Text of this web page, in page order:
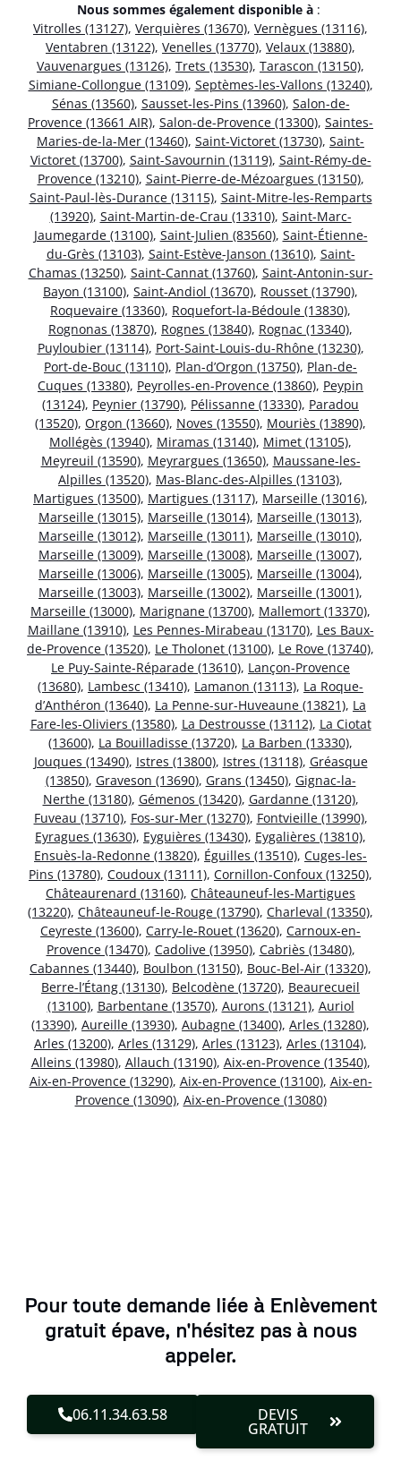
Nous sommes également disponible à :
Vitrolles (13127), Verquières (13670), Vernègues (13116),
Ventabren (13122), Venelles (13770), Velaux (13880),
Vauvenargues (13126), Trets (13530), Tarascon (13150),
Simiane-Collongue (13109), Septèmes-les-Vallons (13240),
Sénas (13560), Sausset-les-Pins (13960), Salon-de-
Provence (13661 AIR), Salon-de-Provence (13300), Saintes-
Maries-de-la-Mer (13460), Saint-Victoret (13730), Saint-
Victoret (13700), Saint-Savournin (13119), Saint-Rémy-de-
Provence (13210), Saint-Pierre-de-Mézoargues (13150),
Saint-Paul-lès-Durance (13115), Saint-Mitre-les-Remparts
(13920), Saint-Martin-de-Crau (13310), Saint-Marc-
Jaumegarde (13100), Saint-Julien (83560), Saint-Étienne-
du-Grès (13103), Saint-Estève-Janson (13610), Saint-
Chamas (13250), Saint-Cannat (13760), Saint-Antonin-sur-
Bayon (13100), Saint-Andiol (13670), Rousset (13790),
Roquevaire (13360), Roquefort-la-Bédoule (13830),
Rognonas (13870), Rognes (13840), Rognac (13340),
Puyloubier (13114), Port-Saint-Louis-du-Rhône (13230),
Port-de-Bouc (13110), Plan-d’Orgon (13750), Plan-de-
Cuques (13380), Peyrolles-en-Provence (13860), Peypin
(13124), Peynier (13790), Pélissanne (13330), Paradou
(13520), Orgon (13660), Noves (13550), Mouriès (13890),
Mollégès (13940), Miramas (13140), Mimet (13105),
Meyreuil (13590), Meyrargues (13650), Maussane-les-
Alpilles (13520), Mas-Blanc-des-Alpilles (13103),
Martigues (13500), Martigues (13117), Marseille (13016),
Marseille (13015), Marseille (13014), Marseille (13013),
Marseille (13012), Marseille (13011), Marseille (13010),
Marseille (13009), Marseille (13008), Marseille (13007),
Marseille (13006), Marseille (13005), Marseille (13004),
Marseille (13003), Marseille (13002), Marseille (13001),
Marseille (13000), Marignane (13700), Mallemort (13370),
Maillane (13910), Les Pennes-Mirabeau (13170), Les Baux-
de-Provence (13520), Le Tholonet (13100), Le Rove (13740),
Le Puy-Sainte-Réparade (13610), Lançon-Provence
(13680), Lambesc (13410), Lamanon (13113), La Roque-
d’Anthéron (13640), La Penne-sur-Huveaune (13821), La
Fare-les-Oliviers (13580), La Destrousse (13112), La Ciotat
(13600), La Bouilladisse (13720), La Barben (13330),
Jouques (13490), Istres (13800), Istres (13118), Gréasque
(13850), Graveson (13690), Grans (13450), Gignac-la-
Nerthe (13180), Gémenos (13420), Gardanne (13120),
Fuveau (13710), Fos-sur-Mer (13270), Fontvieille (13990),
Eyragues (13630), Eyguières (13430), Eygalières (13810),
Ensuès-la-Redonne (13820), Éguilles (13510), Cuges-les-
Pins (13780), Coudoux (13111), Cornillon-Confoux (13250),
Châteaurenard (13160), Châteauneuf-les-Martigues
(13220), Châteauneuf-le-Rouge (13790), Charleval (13350),
Ceyreste (13600), Carry-le-Rouet (13620), Carnoux-en-
Provence (13470), Cadolive (13950), Cabriès (13480),
Cabannes (13440), Boulbon (13150), Bouc-Bel-Air (13320),
Berre-l’Étang (13130), Belcodène (13720), Beaurecueil
(13100), Barbentane (13570), Aurons (13121), Auriol
(13390), Aureille (13930), Aubagne (13400), Arles (13280),
Arles (13200), Arles (13129), Arles (13123), Arles (13104),
Alleins (13980), Allauch (13190), Aix-en-Provence (13540),
Aix-en-Provence (13290), Aix-en-Provence (13100), Aix-en-
Provence (13090), Aix-en-Provence (13080)
Pour toute demande liée à Enlèvement
gratuit épave, n'hésitez pas à nous
appeler.
06.11.34.63.58 DEVIS
GRATUIT